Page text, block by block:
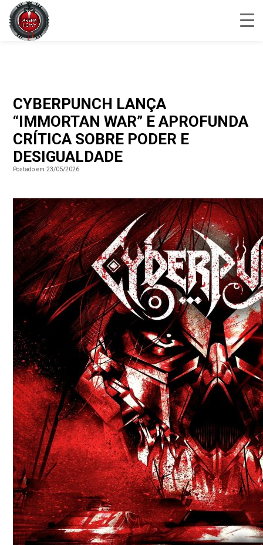
CYBERPUNCH LANÇA
“IMMORTAN WAR” E APROFUNDA
CRÍTICA SOBRE PODER E
DESIGUALDADE
Postado em 23/05/2026